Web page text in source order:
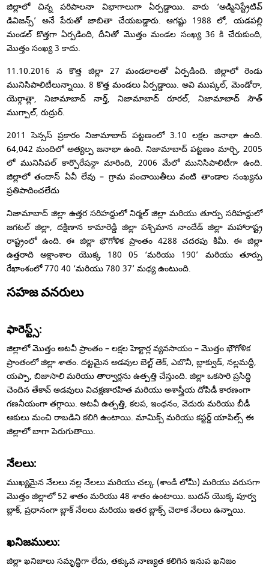
జిల్లాలో చిన్న పరిపాలనా విభాగాలుగా ఏర్పడ్డాయి. వారు ‘అడ్మినిస్ట్రేటివ్
డివిజన్స్’ అనే పేరుతో జాబితా చేయబడ్డారు. ఆగష్టు 1988 లో, యడపల్లి
మండల్ కొత్తగా ఏర్పడింది, దీనితో మొత్తం మండల సంఖ్య 36 కి చేరుకుంది,
మొత్తం సంఖ్య 3 కాదు.
11.10.2016 న కొత్త జిల్లా 27 మండలాలతో ఏర్పడింది. జిల్లాలో రెండు
మునిసిపాలిటీలున్నాయి. 8 కొత్త మండలు ఏర్పడ్డాయి. అవి ముప్కల్, మెండోరా,
యెర్గాత్లా, నిజామాబాద్ నార్త్, నిజామాబాద్ రూరల్, నిజామాబాద్ సౌత్
ముగ్పాల్, రుద్రుర్.
2011 సెన్సస్ ప్రకారం నిజామాబాద్ పట్టణంలో 3.10 లక్షల జనాభా ఉంది.
64,042 మందిలో అత్యల్ప జనాభా ఉంది. నిజామాబాద్ పట్టణం మార్చి, 2005
లో మునిసిపల్ కార్పొరేషన్గా మారింది, 2006 మేలో మునిసిపాలిటీగా ఉంది.
జిల్లాలో తందాస్ ఏవీ లేవు – గ్రామ పంచాయితీలు వంటి తాండాల సంఖ్యను
ప్రతిపాదించలేదు
నిజామాబాద్ జిల్లా ఉత్తర సరిహద్దులో నిర్మల్ జిల్లా మరియు తూర్పు సరిహద్దులో
జగటల్ జిల్లా, దక్షిణాన కామారెడ్డి జిల్లా పశ్చిమాన నాందేడ్ జిల్లా మహారాష్ట్ర
రాష్ట్రంలో ఉంది. ఈ జిల్లా భౌగోళిక ప్రాంతం 4288 చదరపు కిమీ. ఈ జిల్లా
ఉత్తరాది అక్షాంశాల యొక్క 180 05 ‘మరియు 190’ మరియు తూర్పు
రేఖాంశంలో 770 40 ‘మరియు 780 37’ మధ్య ఉంటుంది.
సహజ వనరులు
ఫారెస్ట్స్:
జిల్లాలో మొత్తం అటవీ ప్రాంతం – లక్షల హెక్టార్ల వ్యవసాయం – మొత్తం భౌగోళిక
ప్రాంతంలో జిల్లా శాతం. దట్టమైన అడవుల బెల్ట్ తెక్, ఎబొనీ, బ్లాక్వుడ్, నల్లమద్దీ,
యప్పా, బిజాసాలి మరియు తార్వార్లను ఉత్పత్తి చేస్తుంది. జిల్లా ఒకసారి ప్రసిద్ధి
చెందిన తేకావ్ అడవులు విచక్షణారహిత మరియు అశాస్త్రీయ దోపిడీ కారణంగా
గణనీయంగా తగ్గాయి. అటవీ ఉత్పత్తి, కలప, ఇంధనం, వెదురు మరియు బీడీ
ఆకులు మంచి రాబడిని కలిగి ఉంటాయి. మామిక్స్ మరియు కస్టర్డ్ యాపిల్స్ ఈ
జిల్లాలో బాగా పెరుగుతాయి.
నేలలు:
ముఖ్యమైన నేలలు నల్ల నేలలు మరియు చల్క (శాండీ లోమీ) మరియు వరుసగా
మొత్తం జిల్లాలో 52 శాతం మరియు 48 శాతం ఉంటాయి. బుదన్ యొక్క పూర్వ
బ్లాక్, ప్రధానంగా బ్లాక్ నేలలు మరియు ఇతర బ్లాక్స్ చెలాక నేలలు ఉన్నాయి.
ఖనిజములు:
జిల్లా ఖనిజాలు సమృద్ధిగా లేదు, తక్కువ నాణ్యత కలిగిన ఇనుప ఖనిజం